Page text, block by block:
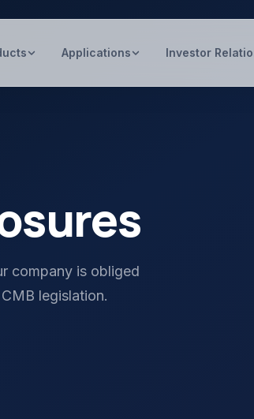
Applications Investor
company is obliged
legislation.